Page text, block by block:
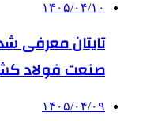
۱۴۰۵/۰۴/۱۰
تایتان معرفی
صنعت فولاد
۱۴۰۵/۰۴/۰۹